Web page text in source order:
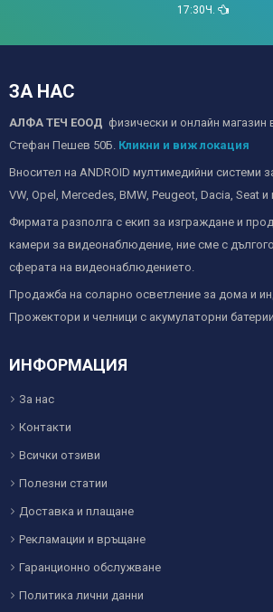
17:30Ч.
ЗА НАС
АЛФА ТЕЧ ЕООД физически и онлайн магазин
Стефан Пешев 50Б. Кликни и виж локация
Вносител на ANDROID мултимедийни системи
VW, Opel, Mercedes, BMW, Peugeot, Dacia, Seat и
Фирмата разполга с екип за изграждане и
камери за видеонаблюдение, ние сме с
сферата на видеонаблюдението.
Продажба на соларно осветление за дома и
Прожектори и челници с акумулаторни
ИНФОРМАЦИЯ
За нас
Контакти
Всички отзиви
Полезни статии
Доставка и плащане
Рекламации и връщане
Гаранционно обслужване
Политика лични данни